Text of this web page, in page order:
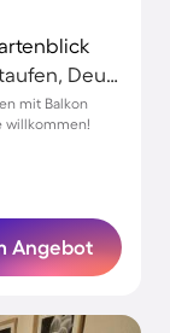
Thalkirchdorf (Kirchdorf), Oberstaufen, Deutschland
mit Balkon
willkommen!
Angebot